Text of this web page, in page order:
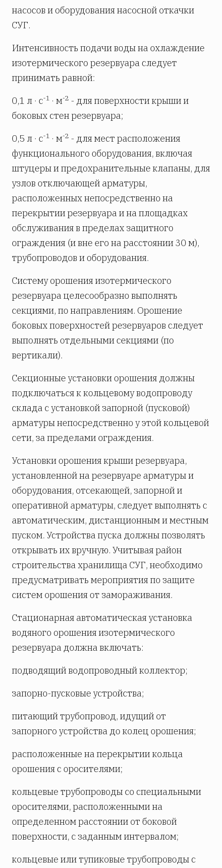
насосов и оборудования насосной откачки
СУГ.
Интенсивность подачи воды на охлаждение
изотермического резервуара следует
принимать равной:
0,1 л · с-1 · м-2 - для поверхности крыши и
боковых стен резервуара;
0,5 л · с-1 · м-2 - для мест расположения
функционального оборудования, включая
штуцеры и предохранительные клапаны, для
узлов отключающей арматуры,
расположенных непосредственно на
перекрытии резервуара и на площадках
обслуживания в пределах защитного
ограждения (и вне его на расстоянии 30 м),
трубопроводов и оборудования.
Систему орошения изотермического
резервуара целесообразно выполнять
секциями, по направлениям. Орошение
боковых поверхностей резервуаров следует
выполнять отдельными секциями (по
вертикали).
Секционные установки орошения должны
подключаться к кольцевому водопроводу
склада с установкой запорной (пусковой)
арматуры непосредственно у этой кольцевой
сети, за пределами ограждения.
Установки орошения крыши резервуара,
установленной на резервуаре арматуры и
оборудования, отсекающей, запорной и
оперативной арматуры, следует выполнять с
автоматическим, дистанционным и местным
пуском. Устройства пуска должны позволять
открывать их вручную. Учитывая район
строительства хранилища СУГ, необходимо
предусматривать мероприятия по защите
систем орошения от замораживания.
Стационарная автоматическая установка
водяного орошения изотермического
резервуара должна включать:
подводящий водопроводный коллектор;
запорно-пусковые устройства;
питающий трубопровод, идущий от
запорного устройства до колец орошения;
расположенные на перекрытии кольца
орошения с оросителями;
кольцевые трубопроводы со специальными
оросителями, расположенными на
определенном расстоянии от боковой
поверхности, с заданным интервалом;
кольцевые или тупиковые трубопроводы с